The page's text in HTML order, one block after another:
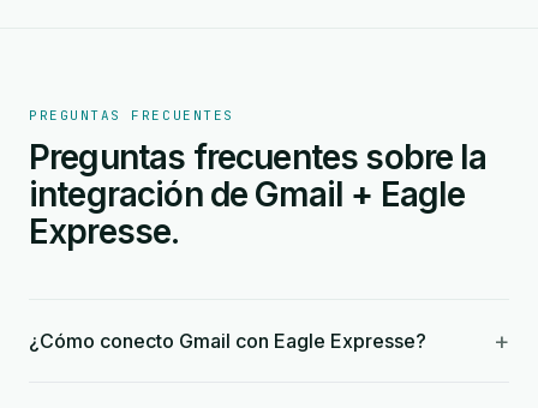
PREGUNTAS FRECUENTES
Preguntas frecuentes sobre la
integración de Gmail + Eagle
Expresse.
¿Cómo conecto Gmail con Eagle Expresse? +